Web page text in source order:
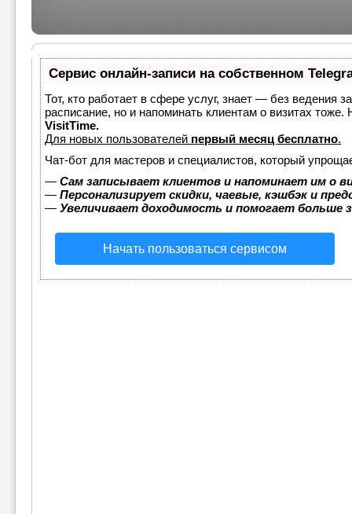
Сервис онлайн-записи на собственном
Тот, кто работает в сфере услуг, знает — без ведения
расписание, но и напоминать клиентам о визитах
VisitTime.
Для новых пользователей первый месяц бесплатно.
Чат-бот для мастеров и специалистов, который
— Сам записывает клиентов и напоминает им о
— Персонализирует скидки, чаевые, кэшбэк и
— Увеличивает доходимость и помогает больше
Начать пользоваться сервисом